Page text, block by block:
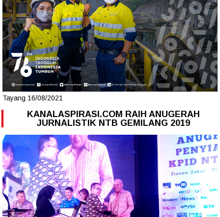
Tayang 16/08/2021
KANALASPIRASI.COM RAIH ANUGERAH
JURNALISTIK NTB GEMILANG 2019